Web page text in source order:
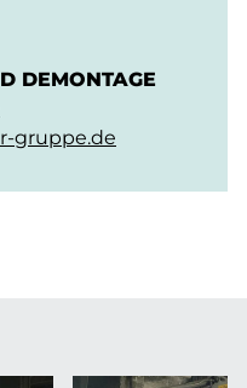
DEMONTAGE
gruppe.de